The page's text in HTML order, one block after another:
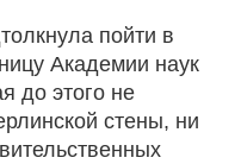
пойти в
Академии наук
до этого не
стены, ни